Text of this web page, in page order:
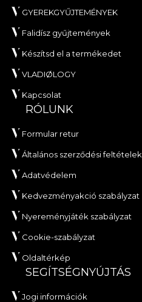
GYEREKGYŰJTEMÉNYEK
Falidísz gyűjtemények
Készítsd el a termékedet
VLADIØLOGY
Kapcsolat
RÓLUNK
Formular retur
Általános szerződési feltételek
Adatvédelem
Kedvezményakció szabályzat
Nyereményjáték szabályzat
Cookie-szabályzat
Oldaltérkép
SEGÍTSÉGNYÚJTÁS
Jogi információk